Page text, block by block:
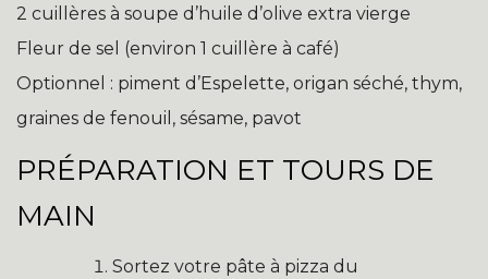
2 cuillères à soupe d’huile d’olive extra vierge
Fleur de sel (environ 1 cuillère à café)
Optionnel : piment d’Espelette, origan séché, thym,
graines de fenouil, sésame, pavot
PRÉPARATION ET TOURS DE
MAIN
Sortez votre pâte à pizza du